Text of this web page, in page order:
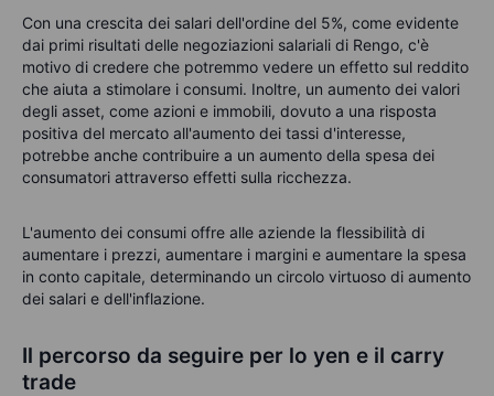
Con una crescita dei salari dell'ordine del 5%, come evidente
dai primi risultati delle negoziazioni salariali di Rengo, c'è
motivo di credere che potremmo vedere un effetto sul reddito
che aiuta a stimolare i consumi. Inoltre, un aumento dei valori
degli asset, come azioni e immobili, dovuto a una risposta
positiva del mercato all'aumento dei tassi d'interesse,
potrebbe anche contribuire a un aumento della spesa dei
consumatori attraverso effetti sulla ricchezza.
L'aumento dei consumi offre alle aziende la flessibilità di
aumentare i prezzi, aumentare i margini e aumentare la spesa
in conto capitale, determinando un circolo virtuoso di aumento
dei salari e dell'inflazione.
Il percorso da seguire per lo yen e il carry
trade